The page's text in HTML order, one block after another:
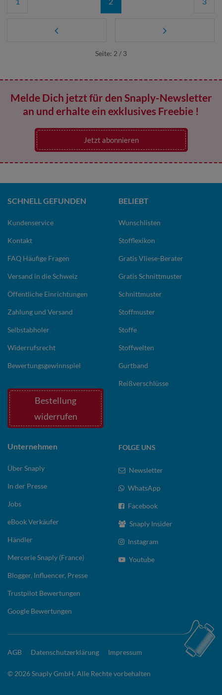
Seite: 2 / 3
Melde Dich jetzt für den Snaply-Newsletter
an und erhalte ein exklusives Freebie !
Jetzt abonnieren
SCHNELL GEFUNDEN
Kundenservice
Kontakt
FAQ Häufige Fragen
Versand in die Schweiz
Öffentliche Einrichtungen
Zahlung und Versand
Selbstabholer
Widerrufsrecht
Bewertungsgewinnspiel
Bestellung
widerrufen
BELIEBT
Wunschlisten
Stofflexikon
Gratis Vliese-Berater
Gratis Schnittmuster
Schnittmuster
Stoffmuster
Stoffe
Stoffwelten
Gurtband
Reißverschlüsse
Unternehmen
Über Snaply
In der Presse
Jobs
eBook Verkäufer
Händler
Mercerie Snaply (France)
Blogger, Influencer, Presse
Trustpilot Bewertungen
Google Bewertungen
FOLGE UNS
Newsletter
WhatsApp
Facebook
Snaply Insider
Instagram
Youtube
AGB Datenschutzerklärung Impressum
© 2026 Snaply GmbH. Alle Rechte vorbehalten